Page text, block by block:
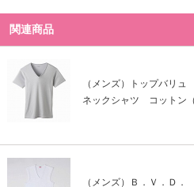
関連商品
（メンズ）トップバリ
ネックシャツ コットン（
（メンズ）Ｂ．Ｖ．Ｄ